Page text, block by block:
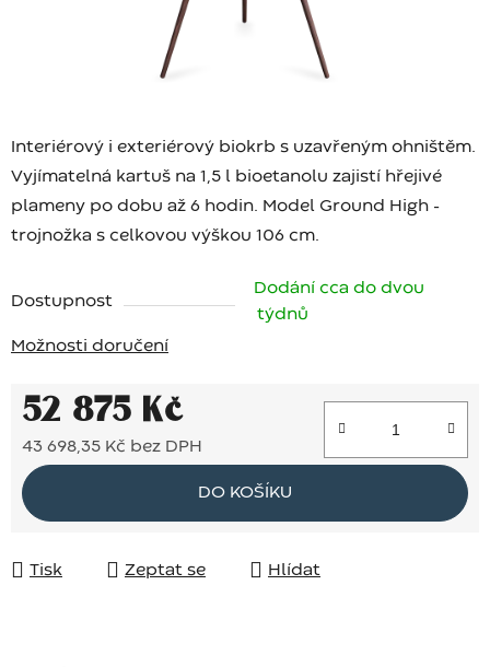
Interiérový i exteriérový biokrb s uzavřeným ohništěm.
Vyjímatelná kartuš na 1,5 l bioetanolu zajistí hřejivé
plameny po dobu až 6 hodin. Model Ground High -
trojnožka s celkovou výškou 106 cm.
Dostupnost
Dodání cca do dvou
týdnů
Možnosti doručení
52 875 Kč
43 698,35 Kč bez DPH
Měrná cena:
DO KOŠÍKU
Tisk Zeptat se Hlídat